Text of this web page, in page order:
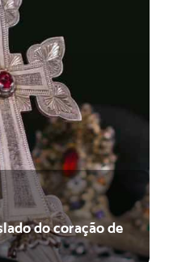
do coração de